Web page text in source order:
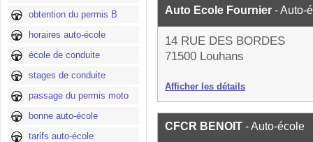
obtention du permis B
horaires auto-école
école de conduite
stages de conduite
passage du permis moto
bonne auto-école
tarifs auto-école
Auto Ecole Fournier - Auto-
14 RUE DES BORDES
71500 Louhans
Afficher les détails
CFCR BENOIT - Auto-école